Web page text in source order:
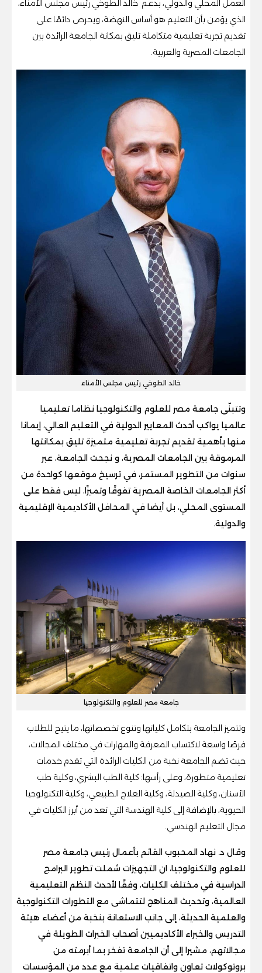
العمل المحلي والدولي، بدعم خالد الطوخي رئيس مجلس الأمناء،
الذي يؤمن بأن التعليم هو أساس النهضة، ويحرص دائمًا على
تقديم تجربة تعليمية متكاملة تليق بمكانة الجامعة الرائدة بين
الجامعات المصرية والعربية.
خالد الطوخي رئيس مجلس الأمناء
وتتبنّى جامعة مصر للعلوم والتكنولوجيا نظاما تعليميا
عالميا يواكب أحدث المعايير الدولية في التعليم العالي، إيمانا
منها بأهمية تقديم تجربة تعليمية متميزة تليق بمكانتها
المرموقة بين الجامعات المصرية، و نجحت الجامعة، عبر
سنوات من التطوير المستمر، في ترسيخ موقعها كواحدة من
أكثر الجامعات الخاصة المصرية تفوقًا وتميزًا، ليس فقط على
المستوى المحلي، بل أيضا في المحافل الأكاديمية الإقليمية
والدولية.
جامعة مصر للعلوم والتكنولوجيا
وتتميز الجامعة بتكامل كلياتها وتنوع تخصصاتها، ما يتيح للطلاب
فرصًا واسعة لاكتساب المعرفة والمهارات في مختلف المجالات،
حيث تضم الجامعة نخبة من الكليات الرائدة التي تقدم خدمات
تعليمية متطورة، وعلى رأسها: كلية الطب البشري، وكلية طب
الأسنان، وكلية الصيدلة، وكلية العلاج الطبيعي، وكلية التكنولوجيا
الحيوية، بالإضافة إلى كلية الهندسة التي تعد من أبرز الكليات في
مجال التعليم الهندسي.
وقال د. نهاد المحبوب القائم بأعمال رئيس جامعة مصر
للعلوم والتكنولوجيا، ان التجهيزات شملت تطوير البرامج
الدراسية في مختلف الكليات، وفقًا لأحدث النظم التعليمية
العالمية، وتحديث المناهج لتتماشى مع التطورات التكنولوجية
والعلمية الحديثة، إلى جانب الاستعانة بنخبة من أعضاء هيئة
التدريس والخبراء الأكاديميين أصحاب الخبرات الطويلة في
مجالاتهم، مشيرا إلى أن الجامعة تفخر بما أبرمته من
بروتوكولات تعاون واتفاقيات علمية مع عدد من المؤسسات